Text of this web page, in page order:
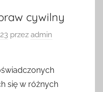
cywilny
przez admin
się w różnych